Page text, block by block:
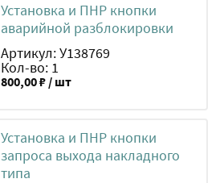
Установка и ПНР кнопки
аварийной разблокировки
Артикул: У138769
Кол-во: 1
800,00 ₽ / шт
Установка и ПНР кнопки
запроса выхода накладного
типа